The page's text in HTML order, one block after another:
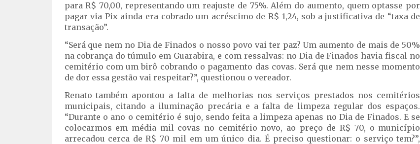
para R$ 70,00, representando um reajuste de 75%. Além do aumento, quem optasse por
pagar via Pix ainda era cobrado um acréscimo de R$ 1,24, sob a justificativa de “taxa de
transação”.
“Será que nem no Dia de Finados o nosso povo vai ter paz? Um aumento de mais de 50%
na cobrança do túmulo em Guarabira, e com ressalvas: no Dia de Finados havia fiscal no
cemitério com um birô cobrando o pagamento das covas. Será que nem nesse momento
de dor essa gestão vai respeitar?”, questionou o vereador.
Renato também apontou a falta de melhorias nos serviços prestados nos cemitérios
municipais, citando a iluminação precária e a falta de limpeza regular dos espaços.
“Durante o ano o cemitério é sujo, sendo feita a limpeza apenas no Dia de Finados. E se
colocarmos em média mil covas no cemitério novo, ao preço de R$ 70, o município
arrecadou cerca de R$ 70 mil em um único dia. É preciso questionar: o serviço tem?”,